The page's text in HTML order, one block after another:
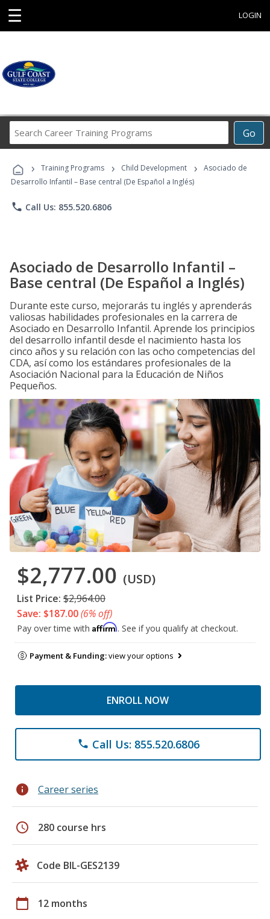
☰ LOGIN
Go
Career
Programs
› Training Programs › Child Development ›
Asociado de
Desarrollo Infantil – Base central (De Español a Inglés)
phone Call Us: 855.520.6806
Asociado de Desarrollo Infantil –
Base central (De Español a Inglés)
Durante este curso, mejorarás tu inglés y aprenderás
valiosas habilidades profesionales en la carrera de
Asociado en Desarrollo Infantil. Aprende los principios
del desarrollo infantil desde el nacimiento hasta los
cinco años y su relación con las ocho competencias del
CDA, así como los estándares profesionales de la
Asociación Nacional para la Educación de Niños
Pequeños.
$2,777.00 (USD)
List Price: $2,964.00
Save: $187.00(6% off)
Pay over time with Affirm. See if you qualify at checkout.
Payment & Funding:view your options
ENROLL NOW
phone Call Us: 855.520.6806
info Career series
schedule 280 course hrs
Code BIL-GES2139
calendar_today 12 months